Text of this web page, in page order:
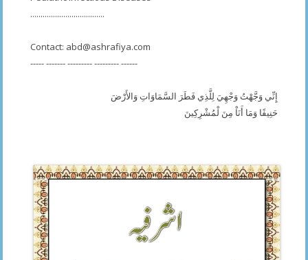
....................................
Contact: abd@ashrafiya.com
----- ------- --------- --------- ------
إِنِّي وَجَّهْتُ وَجْهِيَ لِلَّذِي فَطَرَ السَّمَاوَاتِ وَالأَرْضَ
حَنِيفًا وَمَا أَنَاْ مِنَ لْمُشْرِكِينَ